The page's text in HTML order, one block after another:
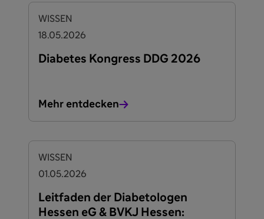
WISSEN
18.05.2026
Diabetes Kongress DDG 2026
Mehr entdecken
WISSEN
01.05.2026
Leitfaden der Diabetologen
Hessen eG & BVKJ Hessen: